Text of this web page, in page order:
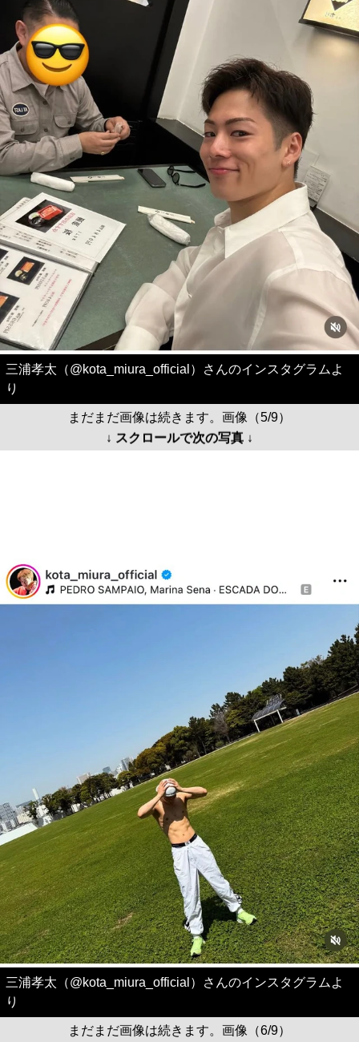
三浦孝太（@kota_miura_official）さんのインスタグラムよ
り
まだまだ画像は続きます。画像（5/9）
↓ スクロールで次の写真 ↓
三浦孝太（@kota_miura_official）さんのインスタグラムよ
り
まだまだ画像は続きます。画像（6/9）